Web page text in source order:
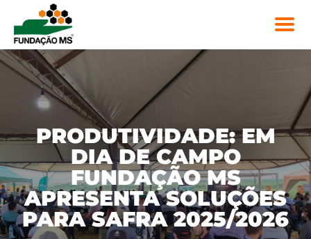
PRODUTIVIDADE: EM
DIA DE CAMPO
FUNDAÇÃO MS
APRESENTA SOLUÇÕES
PARA SAFRA 2025/2026